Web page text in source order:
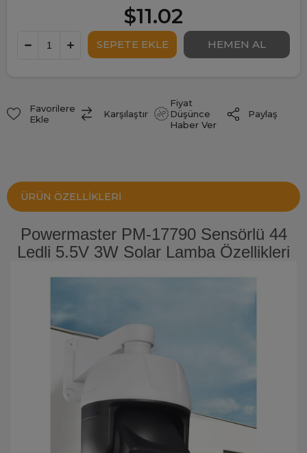
$11.02
Favorilere
Ekle
Karşılaştır
Fiyat
Düşünce
Haber Ver
Paylaş
ÜRÜN ÖZELLIKLERI
Powermaster PM-17790 Sensörlü 44
Ledli 5.5V 3W Solar Lamba Özellikleri